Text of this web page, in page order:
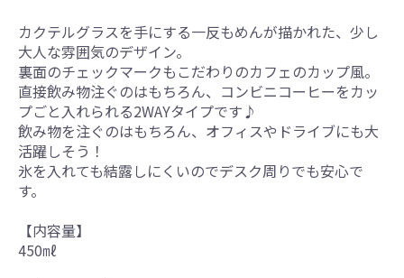
カクテルグラスを手にする一反もめんが描かれた、少し
大人な雰囲気のデザイン。
裏面のチェックマークもこだわりのカフェのカップ風。
直接飲み物注ぐのはもちろん、コンビニコーヒーをカッ
プごと入れられる2WAYタイプです♪
飲み物を注ぐのはもちろん、オフィスやドライブにも大
活躍しそう！
氷を入れても結露しにくいのでデスク周りでも安心で
す。
【内容量】
450㎖